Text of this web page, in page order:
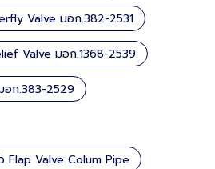
Valve มอก.382-2531
Valve มอก.1368-2539
อก.383-2529
Flap Valve Colum Pipe